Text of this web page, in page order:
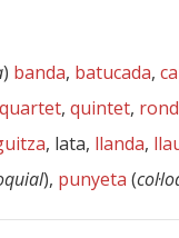
) banda, batucada,
quartet, quintet,
, lata, llanda,
), punyeta (